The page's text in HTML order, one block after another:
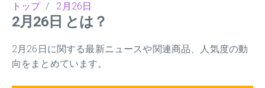
トップ/ 2月26日
2月26日 とは？
2月26日に関する最新ニュースや関連商品、人気度の動
向をまとめています。